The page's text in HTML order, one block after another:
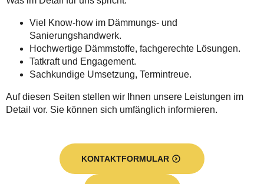
Viel Know-how im Dämmungs- und
Sanierungshandwerk.
Hochwertige Dämmstoffe, fachgerechte Lösungen.
Tatkraft und Engagement.
Sachkundige Umsetzung, Termintreue.
Auf diesen Seiten stellen wir Ihnen unsere Leistungen im
Detail vor. Sie können sich umfänglich informieren.
KONTAKTFORMULAR